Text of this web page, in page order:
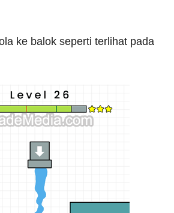
ke balok seperti terlihat pada